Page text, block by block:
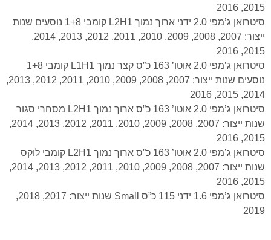
2015, 2016
סיטרואן ג’מפי 2.0 ידני ארוך נמוך L2H1 קומבי 1+8 נוסעים שנות
ייצור: 2007, 2008, 2009, 2010, 2011, 2012, 2013, 2014,
2015, 2016
סיטרואן ג’מפי 2.0 אוטו’ 163 כ”ס קצר נמוך L1H1 קומבי 1+8
נוסעים שנות ייצור: 2007, 2008, 2009, 2010, 2011, 2012, 2013,
2014, 2015, 2016
סיטרואן ג’מפי 2.0 אוטו’ 163 כ”ס ארוך נמוך L2H1 מסחרי סגור
שנות ייצור: 2007, 2008, 2009, 2010, 2011, 2012, 2013, 2014,
2015, 2016
סיטרואן ג’מפי 2.0 אוטו’ 163 כ”ס ארוך נמוך L2H1 קומבי לוקס
שנות ייצור: 2007, 2008, 2009, 2010, 2011, 2012, 2013, 2014,
2015, 2016
סיטרואן ג’מפי 1.6 ידני 115 כ”ס Small שנות ייצור: 2017, 2018,
2019